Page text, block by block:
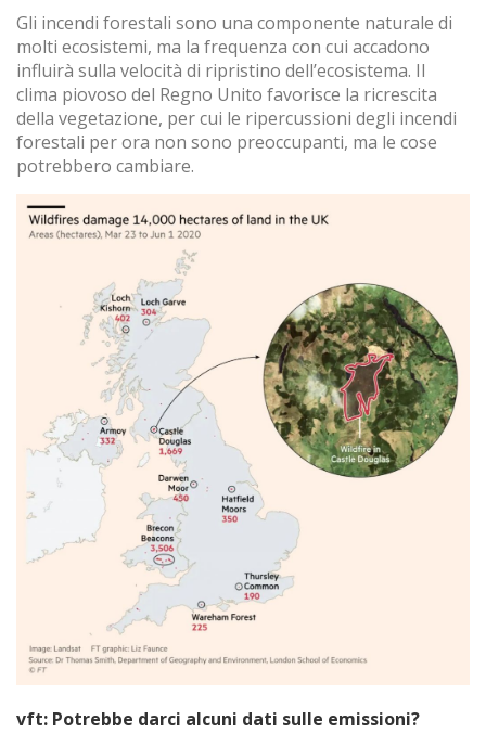
Gli incendi forestali sono una componente naturale di
molti ecosistemi, ma la frequenza con cui accadono
influirà sulla velocità di ripristino dell’ecosistema. Il
clima piovoso del Regno Unito favorisce la ricrescita
della vegetazione, per cui le ripercussioni degli incendi
forestali per ora non sono preoccupanti, ma le cose
potrebbero cambiare.
vft: Potrebbe darci alcuni dati sulle emissioni?